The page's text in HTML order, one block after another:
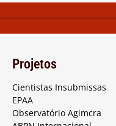
Projetos
Cientistas Insubmissas
EPAA
Observatório Agimcra